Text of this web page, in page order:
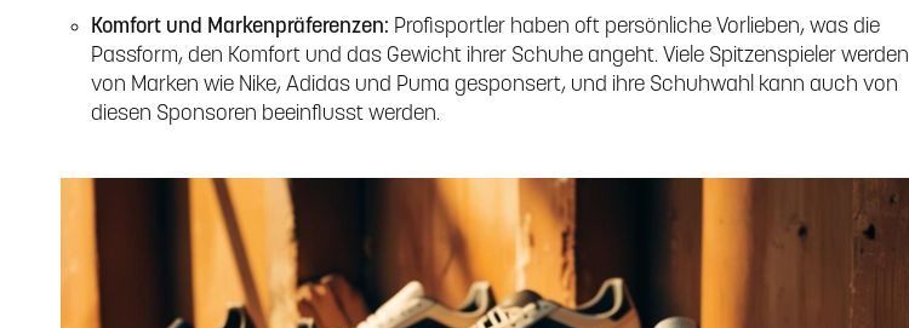
Komfort und Markenpräferenzen: Profisportler haben oft persönliche Vorlieben, was die
Passform, den Komfort und das Gewicht ihrer Schuhe angeht. Viele Spitzenspieler werden
von Marken wie Nike, Adidas und Puma gesponsert, und ihre Schuhwahl kann auch von
diesen Sponsoren beeinflusst werden.